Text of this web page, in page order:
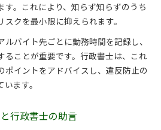
す。これにより、知らず知らずのうち
クを最小限に抑えられます。
バイト先ごとに勤務時間を記録し、
ることが重要です。行政書士は、これ
ポイントをアドバイスし、違反防止の
ます。
行政書士の助言